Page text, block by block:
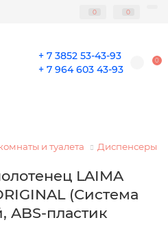
0 0
+ 7 3852 53-43-93
+ 7 964 603 43-93
0
и туалета Диспенсеры
LAIMA
(Система
ABS-пластик